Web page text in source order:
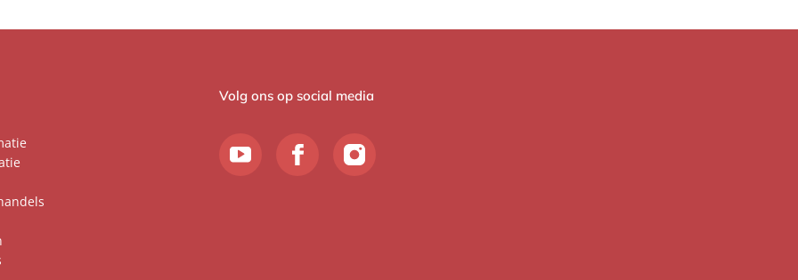
Volg ons op social media